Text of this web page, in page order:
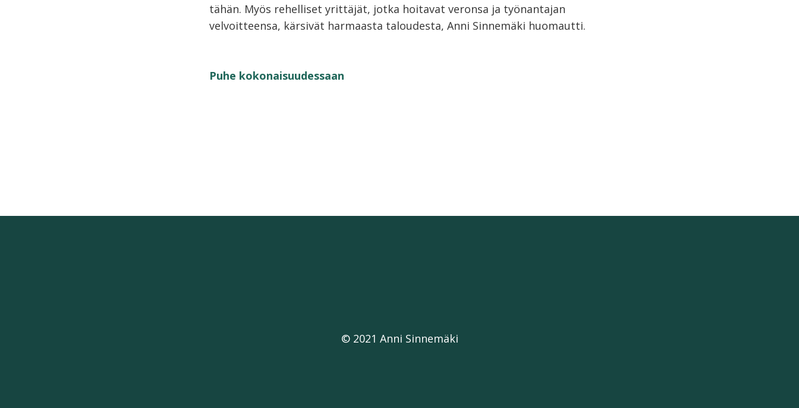
tähän. Myös rehelliset yrittäjät, jotka hoitavat veronsa ja työnantajan
velvoitteensa, kärsivät harmaasta taloudesta, Anni Sinnemäki huomautti.
Puhe kokonaisuudessaan
© 2021 Anni Sinnemäki